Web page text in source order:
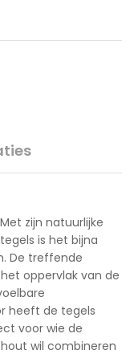
zijn natuurlijke
is het bijna
De treffende
oppervlak van de
heeft de tegels
voor wie de
wil combineren